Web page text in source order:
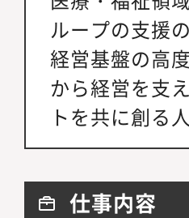
ループの支援
経営基盤の高
から経営を支
トを共に創る
仕事内容